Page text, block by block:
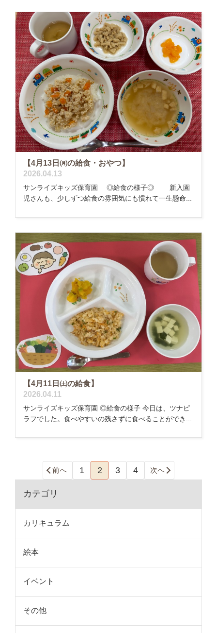
【4月13日㈪の給食・おやつ】
2026.04.13
サンライズキッズ保育園 ◎給食の様子◎ 新入園
児さんも、少しずつ給食の雰囲気にも慣れて一生懸命...
【4月11日㈯の給食】
2026.04.11
サンライズキッズ保育園 ◎給食の様子 今日は、ツナピ
ラフでした。食べやすいの残さずに食べることができ...
前へ 1 2 3 4 次へ
カテゴリ
カリキュラム
絵本
イベント
その他